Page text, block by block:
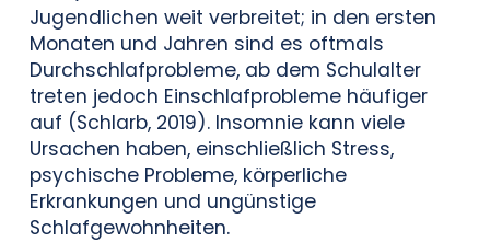
Jugendlichen weit verbreitet; in den ersten
Monaten und Jahren sind es oftmals
Durchschlafprobleme, ab dem Schulalter
treten jedoch Einschlafprobleme häufiger
auf (Schlarb, 2019). Insomnie kann viele
Ursachen haben, einschließlich Stress,
psychische Probleme, körperliche
Erkrankungen und ungünstige
Schlafgewohnheiten.